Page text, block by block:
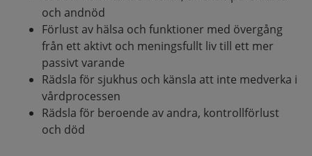
och andnöd
Förlust av hälsa och funktioner med övergång
från ett aktivt och meningsfullt liv till ett mer
passivt varande
Rädsla för sjukhus och känsla att inte medverka i
vårdprocessen
Rädsla för beroende av andra, kontrollförlust
och död